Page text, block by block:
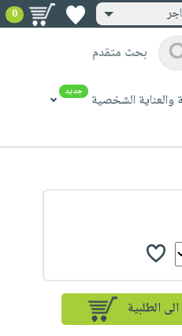
0
بحث متقدم
والعناية الشخصية جديد